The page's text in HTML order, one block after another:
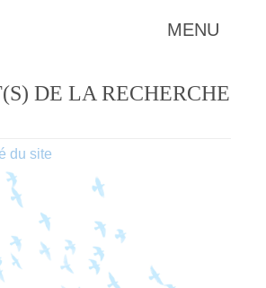
MENU
DE LA RECHERCHE
du site